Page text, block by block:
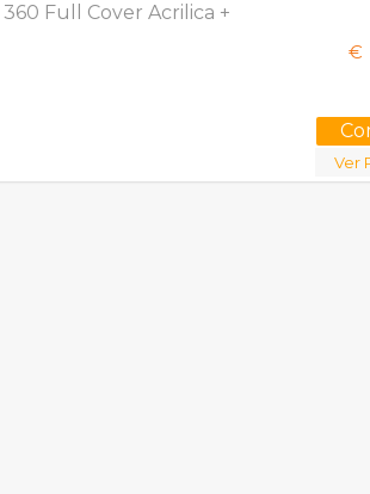
Full Cover Acrilica +
€
Ver